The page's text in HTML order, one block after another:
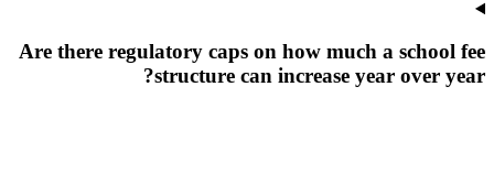
Are there regulatory caps on how much a school fee
structure can increase year over year?